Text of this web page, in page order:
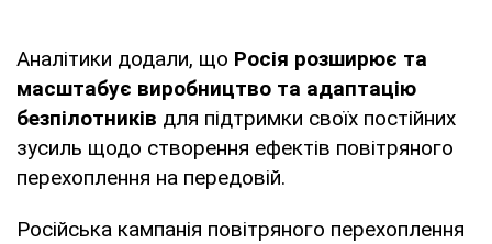
Аналітики додали, що Росія розширює та
масштабує виробництво та адаптацію
безпілотників для підтримки своїх постійних
зусиль щодо створення ефектів повітряного
перехоплення на передовій.
Російська кампанія повітряного перехоплення